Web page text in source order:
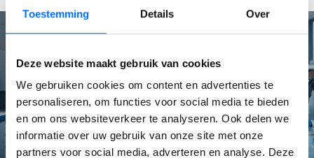
Toestemming Details Over
Deze website maakt gebruik van cookies
We gebruiken cookies om content en advertenties te
personaliseren, om functies voor social media te bieden
en om ons websiteverkeer te analyseren. Ook delen we
informatie over uw gebruik van onze site met onze
partners voor social media, adverteren en analyse. Deze